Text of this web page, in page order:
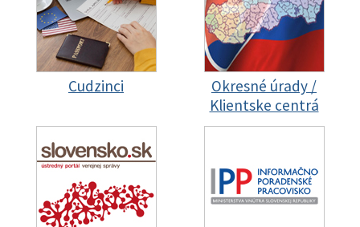
Cudzinci
Okresné úrady /
Klientske centrá